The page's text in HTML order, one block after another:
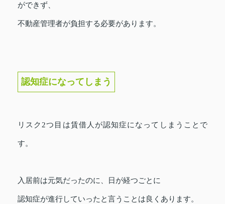
ができず、
不動産管理者が負担する必要があります。
認知症になってしまう
リスク2つ目は賃借人が認知症になってしまうことで
す。
入居前は元気だったのに、日が経つごとに
認知症が進行していったと言うことは良くあります。